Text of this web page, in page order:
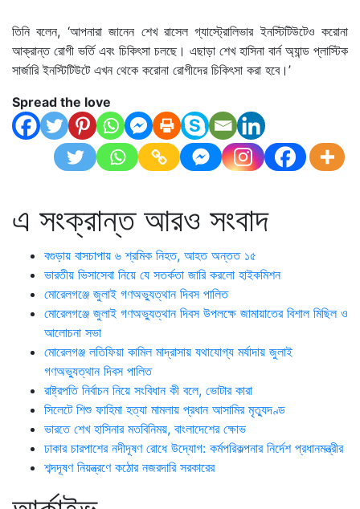
তিনি বলেন, ‘আপনারা জানেন শেখ রাসেল গ্যাস্ট্রোলিভার ইনস্টিটিউটেও করোনা
আক্রান্ত রোগী ভর্তি এবং চিকিৎসা চলছে। এছাড়া শেখ হাসিনা বার্ন অ্যান্ড প্লাস্টিক
সার্জারি ইনস্টিটিউটে এখন থেকে করোনা রোগীদের চিকিৎসা করা হবে।’
Spread the love
এ সংক্রান্ত আরও সংবাদ
বগুড়ায় বাসচাপায় ৬ শ্রমিক নিহত, আহত অন্তত ১৫
ভারতীয় ভিসাসেবা নিয়ে যে সতর্কতা জারি করলো হাইকমিশন
মোরেলগঞ্জে জুলাই গণঅভ্যুত্থান দিবস পালিত
মোরেলগঞ্জে জুলাই গণঅভ্যুত্থান দিবস উপলক্ষে জামায়াতের বিশাল মিছিল ও
আলোচনা সভা
মোরেলগঞ্জ লতিফিয়া কামিল মাদ্রাসায় যথাযোগ্য মর্যাদায় জুলাই
গণঅভ্যুত্থান দিবস পালিত
রাষ্ট্রপতি নির্বাচন নিয়ে সংবিধান কী বলে, ভোটার কারা
সিলেটে শিশু ফাহিমা হত্যা মামলায় প্রধান আসামির মৃত্যুদণ্ড
ভারতে শেখ হাসিনার মতবিনিময়, বাংলাদেশের ক্ষোভ
ঢাকার চারপাশের নদীদূষণ রোধে উদ্যোগ: কর্মপরিকল্পনার নির্দেশ প্রধানমন্ত্রীর
শব্দদূষণ নিয়ন্ত্রণে কঠোর নজরদারি সরকারের